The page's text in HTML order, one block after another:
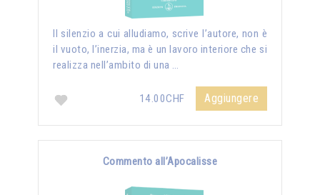
II silenzio a cui alludiamo, scrive l’autore, non è
il vuoto, l’inerzia, ma è un lavoro interiore che si
realizza nell’ambito di una …
14.00CHF Aggiungere
Commento all’Apocalisse